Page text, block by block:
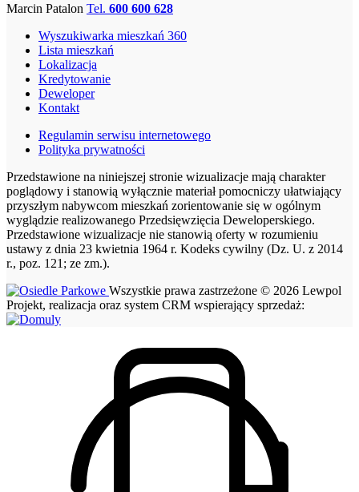
Marcin Patalon Tel. 600 600 628
Wyszukiwarka mieszkań 360
Lista mieszkań
Lokalizacja
Kredytowanie
Deweloper
Kontakt
Regulamin serwisu internetowego
Polityka prywatności
Przedstawione na niniejszej stronie wizualizacje mają charakter
poglądowy i stanowią wyłącznie materiał pomocniczy ułatwiający
przyszłym nabywcom mieszkań zorientowanie się w ogólnym
wyglądzie realizowanego Przedsięwzięcia Deweloperskiego.
Przedstawione wizualizacje nie stanowią oferty w rozumieniu
ustawy z dnia 23 kwietnia 1964 r. Kodeks cywilny (Dz. U. z 2014
r., poz. 121; ze zm.).
Wszystkie prawa zastrzeżone © 2026 Lewpol
Projekt, realizacja oraz system CRM wspierający sprzedaż: